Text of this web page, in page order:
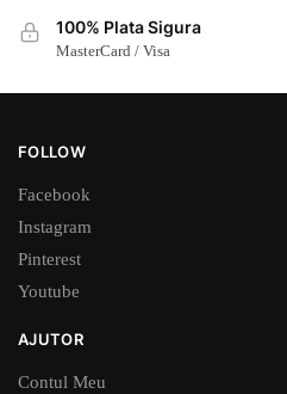
100% Plata Sigura
MasterCard / Visa
FOLLOW
Facebook
Instagram
Pinterest
Youtube
AJUTOR
Contul Meu